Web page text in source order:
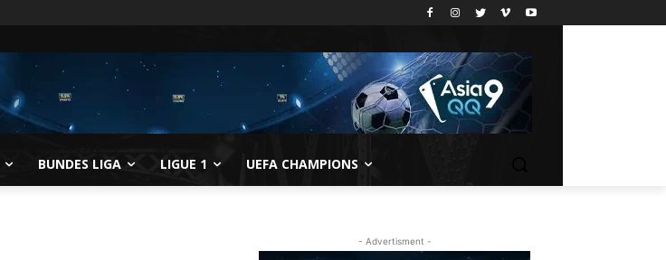
BUNDES LIGA LIGUE 1 UEFA CHAMPIONS
- Advertisment -